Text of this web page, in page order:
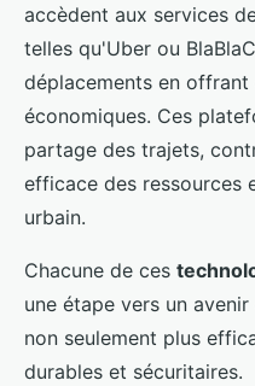
accèdent aux services
telles qu'Uber ou
déplacements en
économiques. Ces
partage des trajets,
efficace des ressources
urbain.
Chacune de ces
une étape vers un
non seulement plus
durables et sécuritaires.